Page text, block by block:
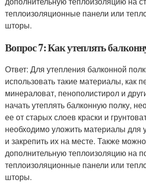
теплоизоляционные панели или
шторы.
Вопрос 7: Как утеплять
Ответ: Для утепления балконной
использовать такие материалы, как
минераловат, пенополистирол и
начать утеплять балконную полку,
ее от старых слоев краски и
необходимо уложить материалы для
и закрепить их на месте. Также
дополнительную теплоизоляцию на
теплоизоляционные панели или
шторы.